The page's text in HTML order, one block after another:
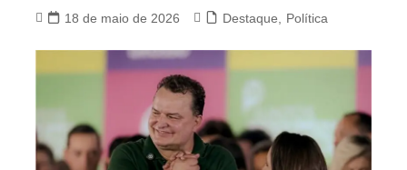
18 de maio de 2026 Destaque Política